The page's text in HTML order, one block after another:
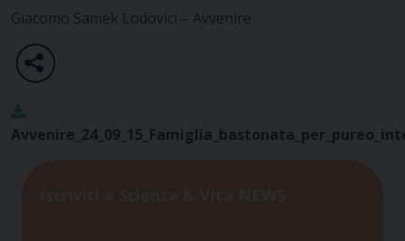
Giacomo Samek Lodovici – Avvenire